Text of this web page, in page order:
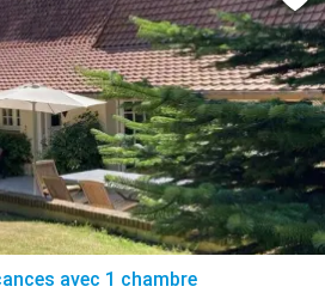
avec 1 chambre